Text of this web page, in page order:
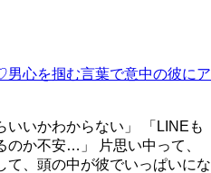
心を掴む言葉で意中の彼にア
いいかわからない」 「LINEも
のか不安…」 片思い中って、
て、頭の中が彼でいっぱいにな